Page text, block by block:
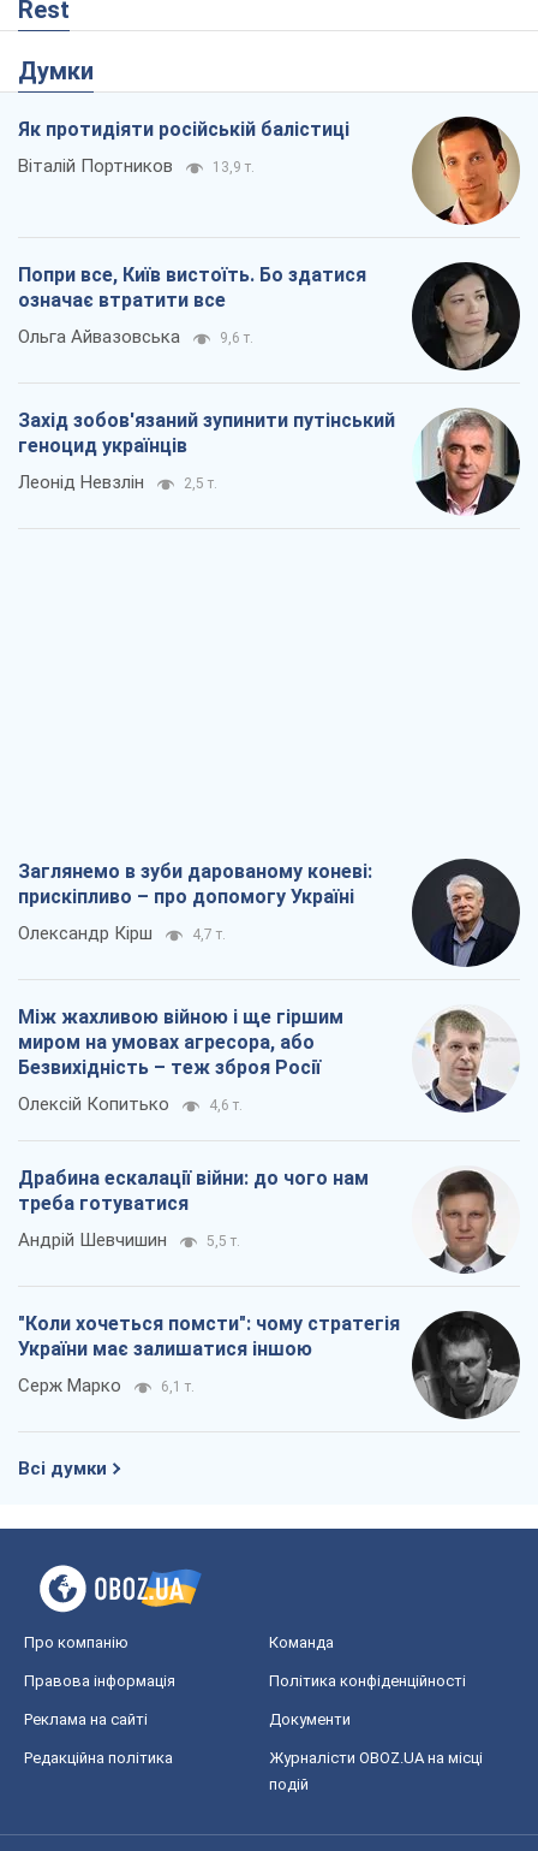
Rest
Думки
Як протидіяти російській балістиці
Віталій Портников 13,9 т.
Попри все, Київ вистоїть. Бо здатися
означає втратити все
Ольга Айвазовська 9,6 т.
Захід зобов'язаний зупинити путінський
геноцид українців
Леонід Невзлін 2,5 т.
Заглянемо в зуби дарованому коневі:
прискіпливо – про допомогу Україні
Олександр Кірш 4,7 т.
Між жахливою війною і ще гіршим
миром на умовах агресора, або
Безвихідність – теж зброя Росії
Олексій Копитько 4,6 т.
Драбина ескалації війни: до чого нам
треба готуватися
Андрій Шевчишин 5,5 т.
"Коли хочеться помсти": чому стратегія
України має залишатися іншою
Серж Марко 6,1 т.
Всі думки
Про компанію Команда
Правова інформація Політика конфіденційності
Реклама на сайті Документи
Редакційна політика
Журналісти OBOZ.UA на місці
подій